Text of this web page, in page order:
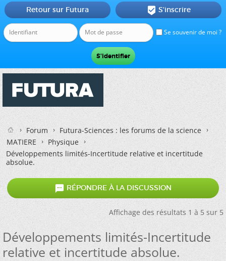
Se souvenir de moi ?
Retour sur Futura  S'inscrire
Forum
Futura-Sciences : les forums de la science
MATIERE
Physique
Développements limités-Incertitude relative et incertitude
absolue.
 RÉPONDRE À LA DISCUSSION
Affichage des résultats 1 à 5 sur 5
Développements limités-Incertitude
relative et incertitude absolue.